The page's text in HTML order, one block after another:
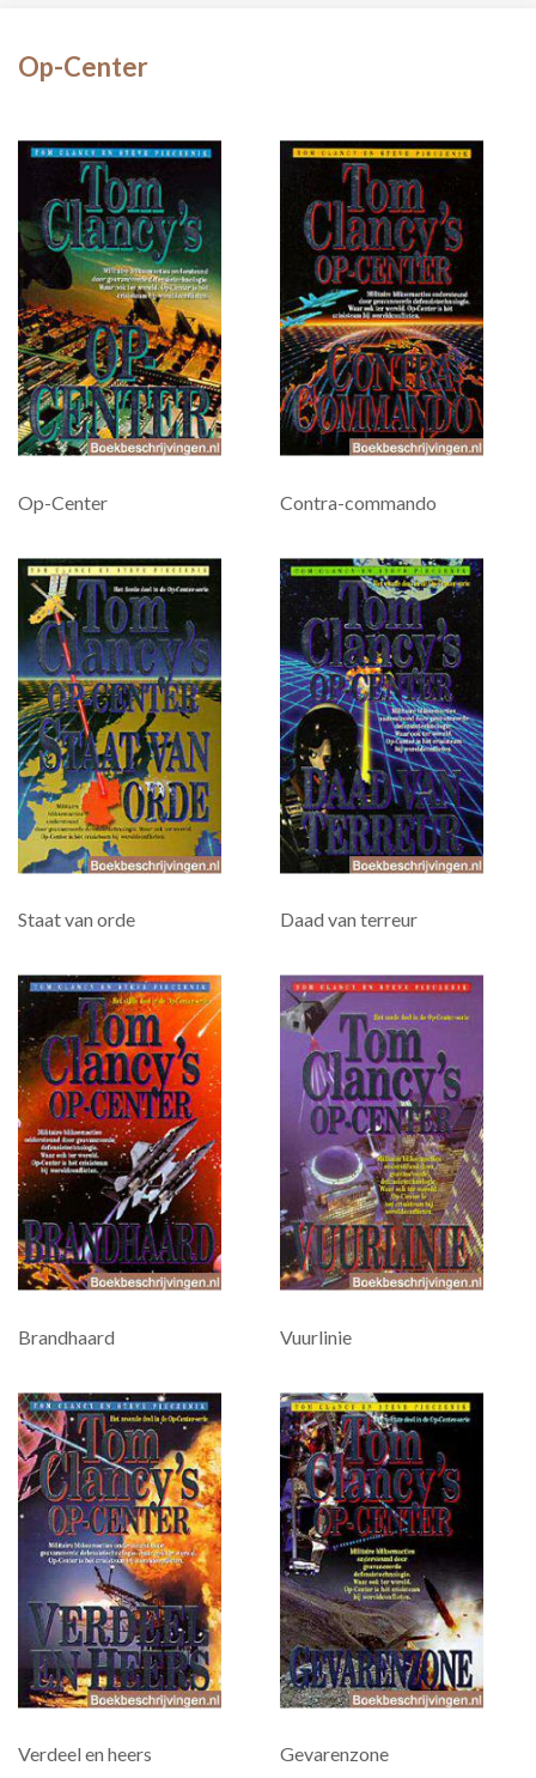
Op-Center
Op-Center Contra-commando
Staat van orde Daad van terreur
Brandhaard Vuurlinie
Verdeel en heers Gevarenzone